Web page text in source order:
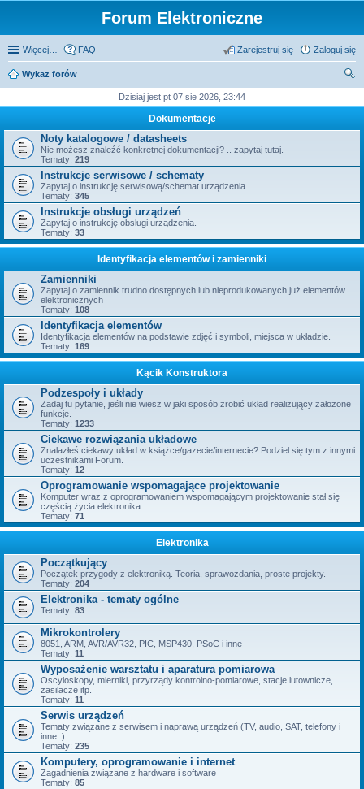
Forum Elektroniczne
Więcej… FAQ Zaloguj się
Zarejestruj się
Wykaz forów
Dzisiaj jest pt 07 sie 2026, 23:44
Dokumentacje
Noty katalogowe / datasheets
Nie możesz znaleźć konkretnej dokumentacji? .. zapytaj tutaj.
Tematy: 219
Instrukcje serwisowe / schematy
Zapytaj o instrukcję serwisową/schemat urządzenia
Tematy: 345
Instrukcje obsługi urządzeń
Zapytaj o instrukcję obsługi urządzenia.
Tematy: 33
Identyfikacja elementów i zamienniki
Zamienniki
Zapytaj o zamiennik trudno dostępnych lub nieprodukowanych już elementów
elektronicznych
Tematy: 108
Identyfikacja elementów
Identyfikacja elementów na podstawie zdjęć i symboli, miejsca w układzie.
Tematy: 169
Kącik Konstruktora
Podzespoły i układy
Zadaj tu pytanie, jeśli nie wiesz w jaki sposób zrobić układ realizujący założone
funkcje.
Tematy: 1233
Ciekawe rozwiązania układowe
Znalazłeś ciekawy układ w książce/gazecie/internecie? Podziel się tym z innymi
uczestnikami Forum.
Tematy: 12
Oprogramowanie wspomagające projektowanie
Komputer wraz z oprogramowaniem wspomagającym projektowanie stał się
częścią życia elektronika.
Tematy: 71
Elektronika
Początkujący
Początek przygody z elektroniką. Teoria, sprawozdania, proste projekty.
Tematy: 204
Elektronika - tematy ogólne
Tematy: 83
Mikrokontrolery
8051, ARM, AVR/AVR32, PIC, MSP430, PSoC i inne
Tematy: 11
Wyposażenie warsztatu i aparatura pomiarowa
Oscyloskopy, mierniki, przyrządy kontrolno-pomiarowe, stacje lutownicze,
zasilacze itp.
Tematy: 11
Serwis urządzeń
Tematy związane z serwisem i naprawą urządzeń (TV, audio, SAT, telefony i
inne..)
Tematy: 235
Komputery, oprogramowanie i internet
Zagadnienia związane z hardware i software
Tematy: 85